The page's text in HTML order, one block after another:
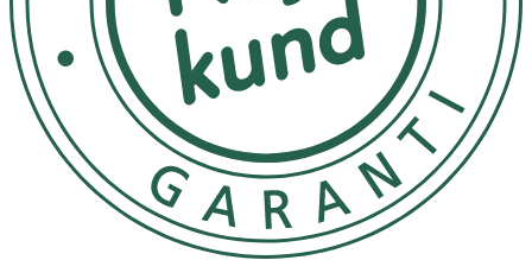
Doppa aldrig sugdelen i söta drycker eller medicin,
eftersom ditt barn kan få karies.
Byt ut nappen efter 4–6 veckors användning av
säkerhets- och hygienskäl.
Om nappen fastnar i munnen, FÅ INTE PANIK: den går
inte att svälja och är designad för att klara en sådan
situation. Ta ut den ur munnen så försiktigt som möjligt.
Sugdelen är gjord av silikon eller naturgummilatex.